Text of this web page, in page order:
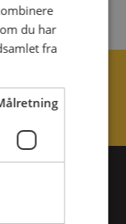
dag
33 36
du har
fra